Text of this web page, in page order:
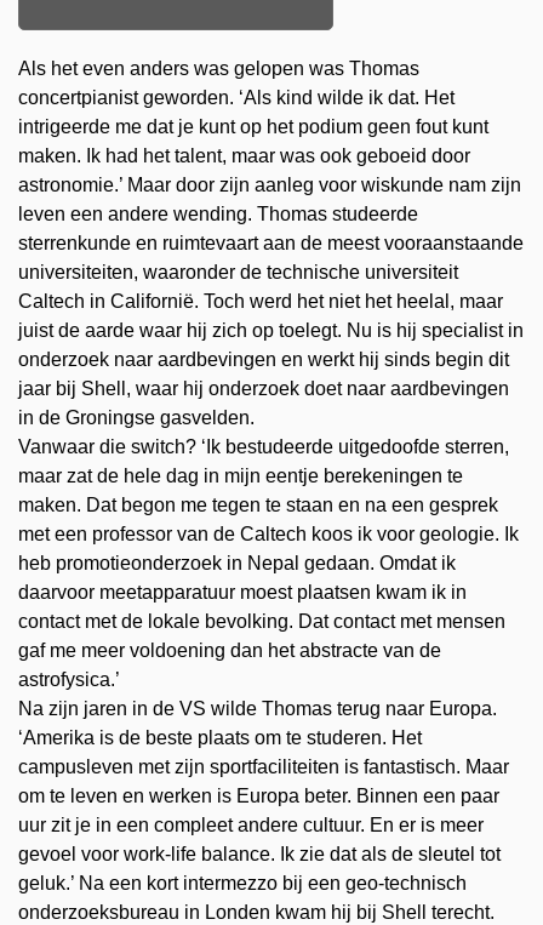
Als het even anders was gelopen was Thomas
concertpianist geworden. ‘Als kind wilde ik dat. Het
intrigeerde me dat je kunt op het podium geen fout kunt
maken. Ik had het talent, maar was ook geboeid door
astronomie.’ Maar door zijn aanleg voor wiskunde nam zijn
leven een andere wending. Thomas studeerde
sterrenkunde en ruimtevaart aan de meest vooraanstaande
universiteiten, waaronder de technische universiteit
Caltech in Californië. Toch werd het niet het heelal, maar
juist de aarde waar hij zich op toelegt. Nu is hij specialist in
onderzoek naar aardbevingen en werkt hij sinds begin dit
jaar bij Shell, waar hij onderzoek doet naar aardbevingen
in de Groningse gasvelden.
Vanwaar die switch? ‘Ik bestudeerde uitgedoofde sterren,
maar zat de hele dag in mijn eentje berekeningen te
maken. Dat begon me tegen te staan en na een gesprek
met een professor van de Caltech koos ik voor geologie. Ik
heb promotieonderzoek in Nepal gedaan. Omdat ik
daarvoor meetapparatuur moest plaatsen kwam ik in
contact met de lokale bevolking. Dat contact met mensen
gaf me meer voldoening dan het abstracte van de
astrofysica.’
Na zijn jaren in de VS wilde Thomas terug naar Europa.
‘Amerika is de beste plaats om te studeren. Het
campusleven met zijn sportfaciliteiten is fantastisch. Maar
om te leven en werken is Europa beter. Binnen een paar
uur zit je in een compleet andere cultuur. En er is meer
gevoel voor work-life balance. Ik zie dat als de sleutel tot
geluk.’ Na een kort intermezzo bij een geo-technisch
onderzoeksbureau in Londen kwam hij bij Shell terecht.